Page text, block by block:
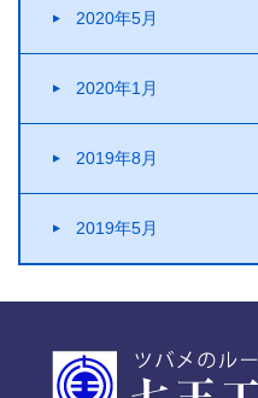
2020年5月
2020年1月
2019年8月
2019年5月